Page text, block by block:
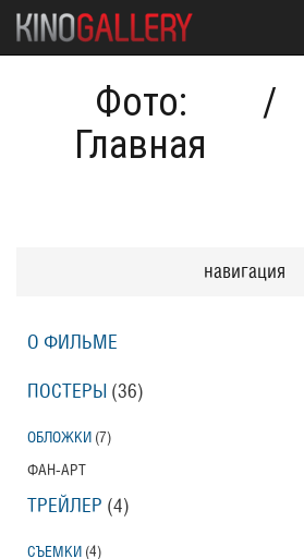
Фото:
Главная
/
навигация
О ФИЛЬМЕ
ПОСТЕРЫ (36)
ОБЛОЖКИ (7)
ФАН-АРТ
ТРЕЙЛЕР (4)
СЪЕМКИ (4)